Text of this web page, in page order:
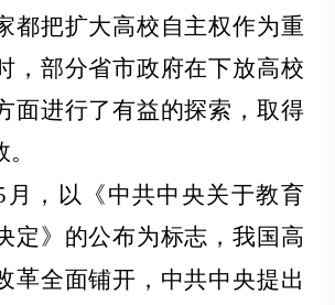
都把扩大高校自主权作为重
，部分省市政府在下放高校
面进行了有益的探索，取得
月，以《中共中央关于教育
定》的公布为标志，我国高
革全面铺开，中共中央提出